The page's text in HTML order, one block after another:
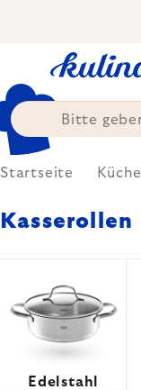
Startseite Küche
Kasserollen
Edelstahl